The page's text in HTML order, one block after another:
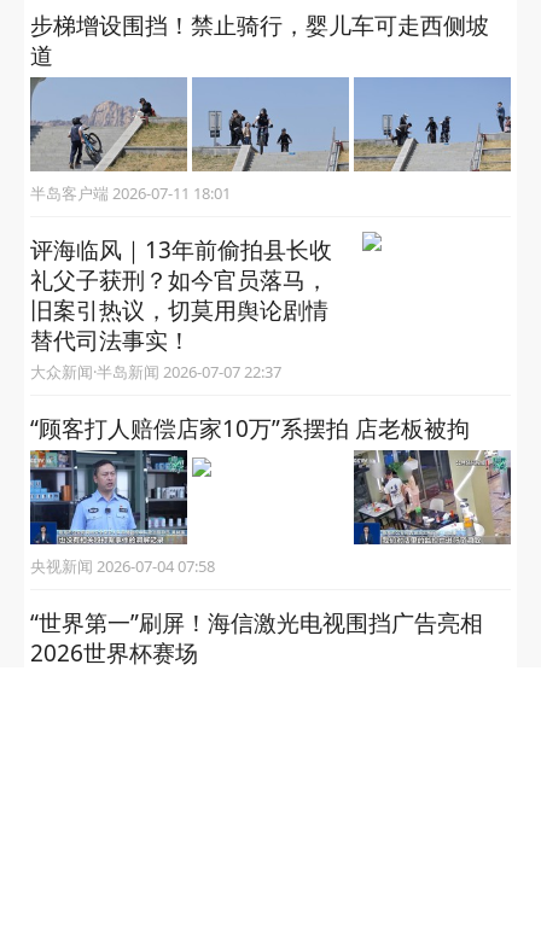
步梯增设围挡！禁止骑行，婴儿车可走西侧坡
道
半岛客户端 2026-07-11 18:01
评海临风｜13年前偷拍县长收
礼父子获刑？如今官员落马，
旧案引热议，切莫用舆论剧情
替代司法事实！
大众新闻·半岛新闻 2026-07-07 22:37
“顾客打人赔偿店家10万”系摆拍 店老板被拘
央视新闻 2026-07-04 07:58
“世界第一”刷屏！海信激光电视围挡广告亮相
2026世界杯赛场